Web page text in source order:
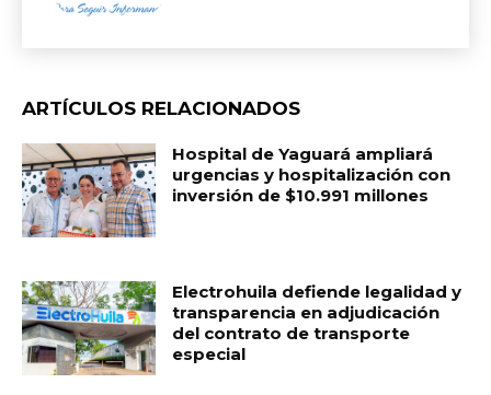
ARTÍCULOS RELACIONADOS
Hospital de Yaguará ampliará
urgencias y hospitalización con
inversión de $10.991 millones
Electrohuila defiende legalidad y
transparencia en adjudicación
del contrato de transporte
especial